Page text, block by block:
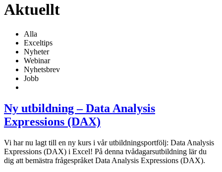
Aktuellt
Alla
Exceltips
Nyheter
Webinar
Nyhetsbrev
Jobb
Ny utbildning – Data Analysis
Expressions (DAX)
Vi har nu lagt till en ny kurs i vår utbildningsportfölj: Data Analysis
Expressions (DAX) i Excel! På denna tvådagarsutbildning lär du
dig att bemästra frågespråket Data Analysis Expressions (DAX).